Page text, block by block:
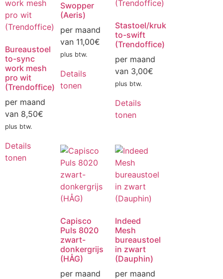
Bureaustoel
to-sync
work mesh
pro wit
(Trendoffice)
per maand
van 8,50€
plus btw.
Details
tonen
Swopper
(Aeris)
per maand
van 11,00€
plus btw.
Details
tonen
Stastoel/kruk
to-swift
(Trendoffice)
per maand
van 3,00€
plus btw.
Details
tonen
Capisco
Puls 8020
zwart-
donkergrijs
(HÅG)
per maand
Indeed
Mesh
bureaustoel
in zwart
(Dauphin)
per maand